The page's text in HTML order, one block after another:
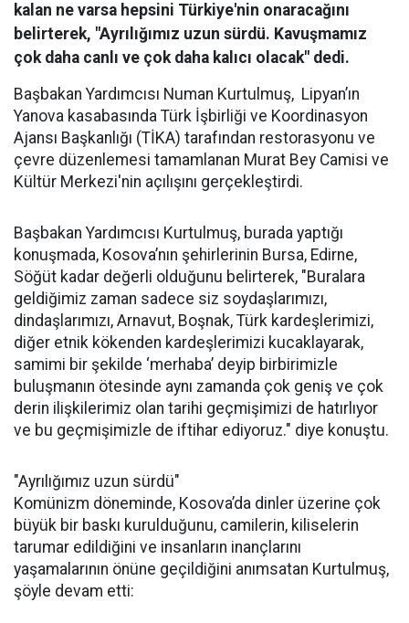
kalan ne varsa hepsini Türkiye'nin onaracağını
belirterek, "Ayrılığımız uzun sürdü. Kavuşmamız
çok daha canlı ve çok daha kalıcı olacak" dedi.
Başbakan Yardımcısı Numan Kurtulmuş, Lipyan’ın
Yanova kasabasında Türk İşbirliği ve Koordinasyon
Ajansı Başkanlığı (TİKA) tarafından restorasyonu ve
çevre düzenlemesi tamamlanan Murat Bey Camisi ve
Kültür Merkezi'nin açılışını gerçekleştirdi.
Başbakan Yardımcısı Kurtulmuş, burada yaptığı
konuşmada, Kosova’nın şehirlerinin Bursa, Edirne,
Söğüt kadar değerli olduğunu belirterek, "Buralara
geldiğimiz zaman sadece siz soydaşlarımızı,
dindaşlarımızı, Arnavut, Boşnak, Türk kardeşlerimizi,
diğer etnik kökenden kardeşlerimizi kucaklayarak,
samimi bir şekilde ‘merhaba’ deyip birbirimizle
buluşmanın ötesinde aynı zamanda çok geniş ve çok
derin ilişkilerimiz olan tarihi geçmişimizi de hatırlıyor
ve bu geçmişimizle de iftihar ediyoruz." diye konuştu.
"Ayrılığımız uzun sürdü"
Komünizm döneminde, Kosova’da dinler üzerine çok
büyük bir baskı kurulduğunu, camilerin, kiliselerin
tarumar edildiğini ve insanların inançlarını
yaşamalarının önüne geçildiğini anımsatan Kurtulmuş,
şöyle devam etti: